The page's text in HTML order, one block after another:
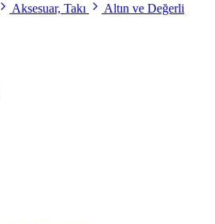
Aksesuar, Takı
Altın ve Değerli